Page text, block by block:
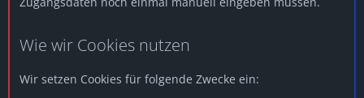
Wie wir Cookies nutzen
Wir setzen Cookies für folgende Zwecke ein: